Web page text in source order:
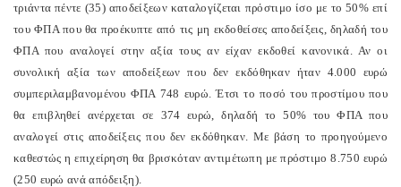
τριάντα πέντε (35) αποδείξεων καταλογίζεται πρόστιμο ίσο με το 50% επί
του ΦΠΑ που θα προέκυπτε από τις μη εκδοθείσες αποδείξεις, δηλαδή του
ΦΠΑ που αναλογεί στην αξία τους αν είχαν εκδοθεί κανονικά. Αν οι
συνολική αξία των αποδείξεων που δεν εκδόθηκαν ήταν 4.000 ευρώ
συμπεριλαμβανομένου ΦΠΑ 748 ευρώ. Έτσι το ποσό του προστίμου που
θα επιβληθεί ανέρχεται σε 374 ευρώ, δηλαδή το 50% του ΦΠΑ που
αναλογεί στις αποδείξεις που δεν εκδόθηκαν. Με βάση το προηγούμενο
καθεστώς η επιχείρηση θα βρισκόταν αντιμέτωπη με πρόστιμο 8.750 ευρώ
(250 ευρώ ανά απόδειξη).